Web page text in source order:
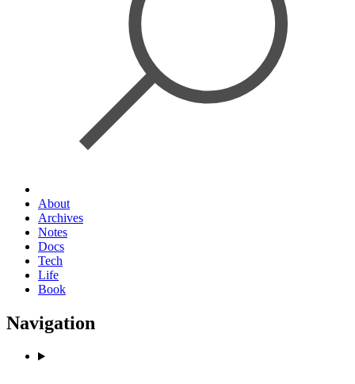
About
Archives
Notes
Docs
Tech
Life
Book
Navigation